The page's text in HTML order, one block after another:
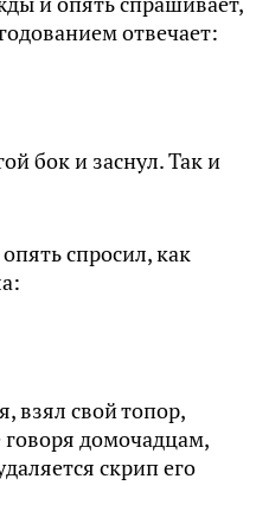
отвечает:
бок и заснул. Так и
спросил, как
взял свой топор,
говоря домочадцам,
скрип его